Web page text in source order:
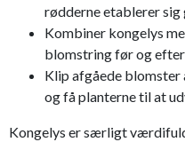
rødderne etablerer sig
Kombiner kongelys
blomstring før og
Klip afgåede
og få planterne til at
Kongelys er særligt